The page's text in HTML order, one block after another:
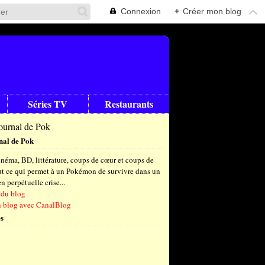
Connexion + Créer mon blog
Séries TV Restaurants
de Pok
BD, littérature, coups de cœur et coups de
ce qui permet à un Pokémon de survivre dans un
perpétuelle crise...
blog
blog avec CanalBlog